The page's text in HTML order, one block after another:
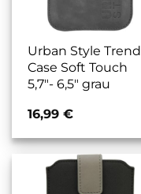
Urban Style Trend
Case Soft Touch
5,7″- 6,5″ grau
16,99 €